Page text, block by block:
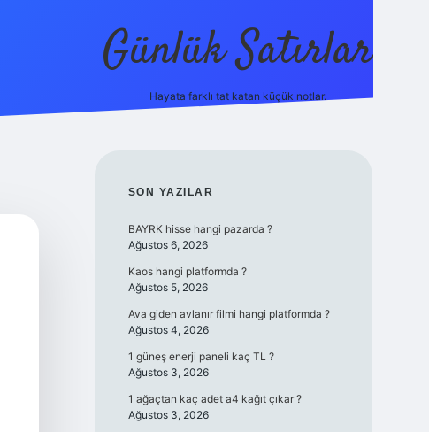
Günlük Satırlar
Hayata farklı tat katan küçük notlar.
SIDEBAR
SON YAZILAR
BAYRK hisse hangi pazarda ?
Ağustos 6, 2026
Kaos hangi platformda ?
Ağustos 5, 2026
Ava giden avlanır filmi hangi platformda ?
Ağustos 4, 2026
1 güneş enerji paneli kaç TL ?
Ağustos 3, 2026
1 ağaçtan kaç adet a4 kağıt çıkar ?
Ağustos 3, 2026